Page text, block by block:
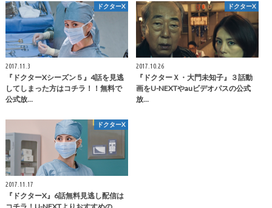
ドクターX
2017.11.3
『ドクターXシーズン５』4話を見逃
してしまった方はコチラ！！無料で
公式放…
ドクターX
2017.10.26
『ドクターＸ・大門未知子』３話動
画をU-NEXTやauビデオパスの公式
放…
ドクターX
2017.11.17
『ドクターX』6話無料見逃し配信は